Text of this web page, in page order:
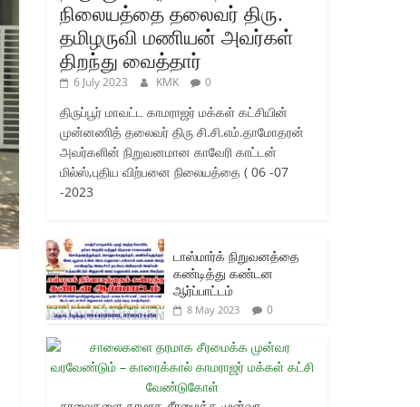
நிலையத்தை தலைவர் திரு.
தமிழருவி மணியன் அவர்கள்
திறந்து வைத்தார்
6 July 2023 KMK 0
திருப்பூர் மாவட்ட காமராஜர் மக்கள் கட்சியின்
முன்னணித் தலைவர் திரு சி.சி.எம்.தாமோதரன்
அவர்களின் நிறுவனமான காவேரி காட்டன்
மில்ஸ்,புதிய விற்பனை நிலையத்தை ( 06 -07
-2023
டாஸ்மார்க் நிறுவனத்தை
கண்டித்து கண்டன
ஆர்ப்பாட்டம்
8 May 2023 0